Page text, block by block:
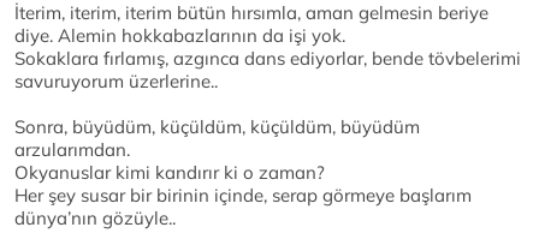
İterim, iterim, iterim bütün hırsımla, aman gelmesin beriye
diye. Alemin hokkabazlarının da işi yok.
Sokaklara fırlamış, azgınca dans ediyorlar, bende tövbelerimi
savuruyorum üzerlerine..
Sonra, büyüdüm, küçüldüm, küçüldüm, büyüdüm
arzularımdan.
Okyanuslar kimi kandırır ki o zaman?
Her şey susar bir birinin içinde, serap görmeye başlarım
dünya’nın gözüyle..